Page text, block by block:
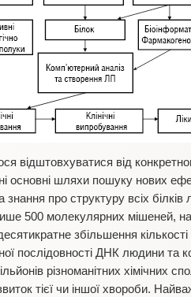
відштовхуватися від
основні шляхи пошуку нових
про структуру всіх
500 молекулярних мішеней,
збільшення
послідовності ДНК людини та
різноманітних хімічних
тієї чи іншої хвороби.